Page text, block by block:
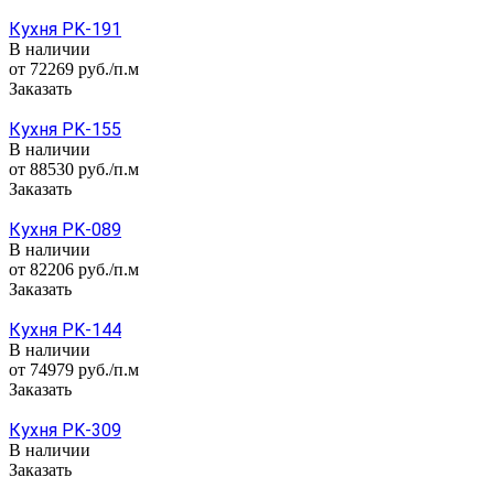
Кухня PK-191
В наличии
от 72269 руб./п.м
Заказать
Кухня PK-155
В наличии
от 88530 руб./п.м
Заказать
Кухня PK-089
В наличии
от 82206 руб./п.м
Заказать
Кухня PK-144
В наличии
от 74979 руб./п.м
Заказать
Кухня PK-309
В наличии
Заказать